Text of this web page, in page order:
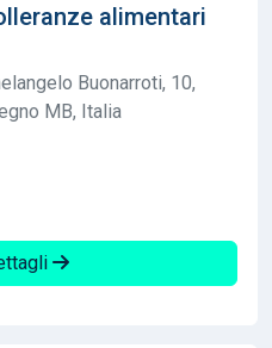
alimentari
Buonarroti, 10,
MB, Italia